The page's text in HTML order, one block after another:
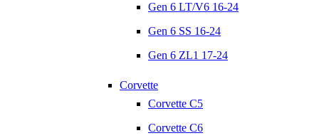
Gen 6 LT/V6 16-24
Gen 6 SS 16-24
Gen 6 ZL1 17-24
Corvette
Corvette C5
Corvette C6